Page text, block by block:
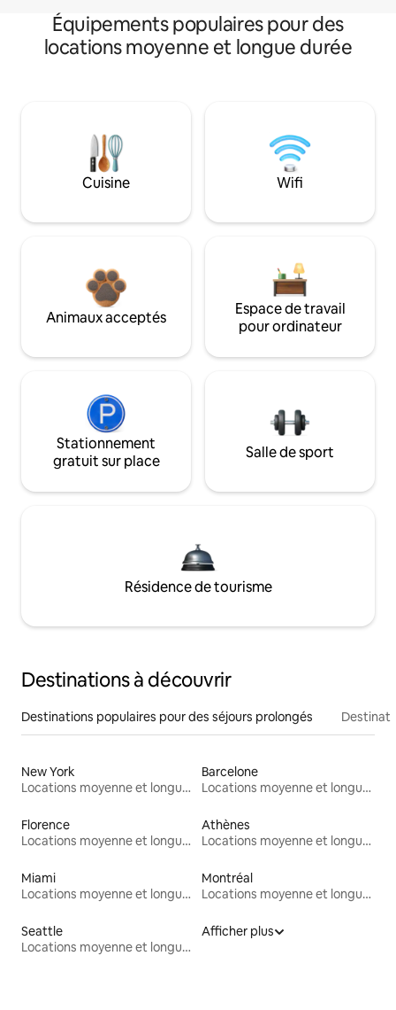
Équipements populaires pour des
locations moyenne et longue durée
Cuisine Wifi
Animaux acceptés
Espace de travail
pour ordinateur
Stationnement
gratuit sur place
Salle de sport
Résidence de tourisme
Destinations à découvrir
Destinations populaires pour des séjours prolongés
New York
Locations moyenne et longue durée
Barcelone
Locations moyenne et longue durée
Florence
Locations moyenne et longue durée
Athènes
Locations moyenne et longue durée
Miami
Locations moyenne et longue durée
Montréal
Locations moyenne et longue durée
Seattle
Locations moyenne et longue durée
Afficher plus